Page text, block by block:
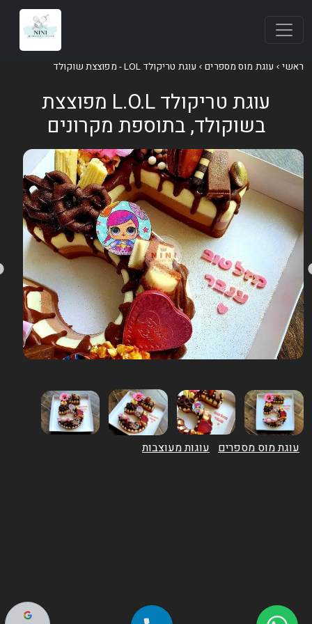
ראשי עוגת מוס מספרים עוגת טריקולד LOL - מפוצצת שוקולד
עוגת טריקולד L.O.L מפוצצת
בשוקולד, בתוספת מקרונים
עוגת מוס מספרים עוגות מעוצבות